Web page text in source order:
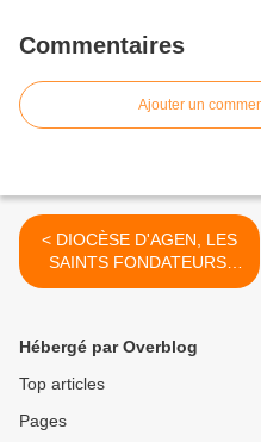
Commentaires
Ajouter un
< DIOCÈSE D'AGEN, LES
SAINTS FONDATEURS,
SAINTE FOY FÊTÉE LE 6
Hébergé par Overblog
Top articles
Pages